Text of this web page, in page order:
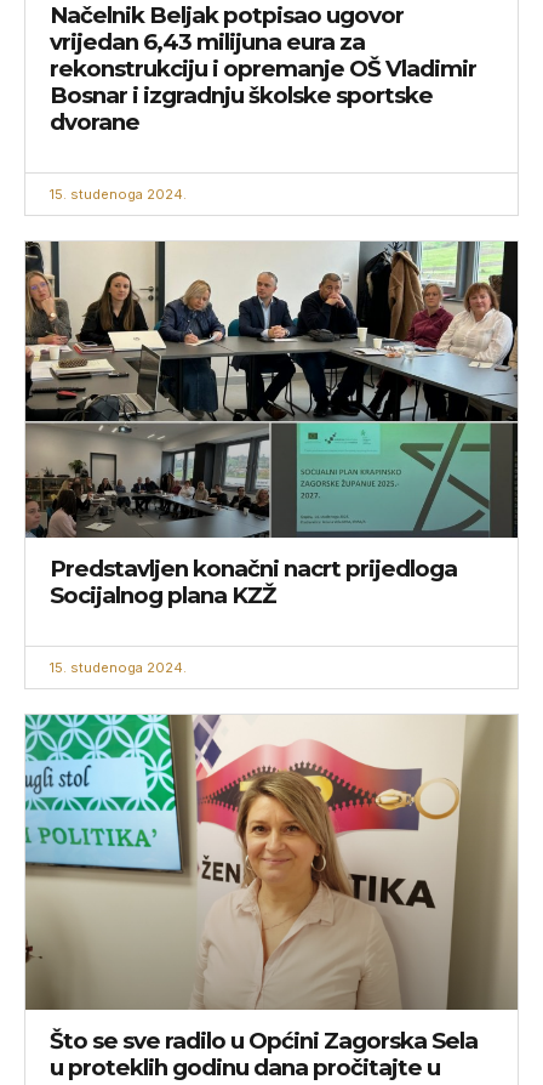
Načelnik Beljak potpisao ugovor
vrijedan 6,43 milijuna eura za
rekonstrukciju i opremanje OŠ Vladimir
Bosnar i izgradnju školske sportske
dvorane
15. studenoga 2024.
Predstavljen konačni nacrt prijedloga
Socijalnog plana KZŽ
15. studenoga 2024.
Što se sve radilo u Općini Zagorska Sela
u proteklih godinu dana pročitajte u